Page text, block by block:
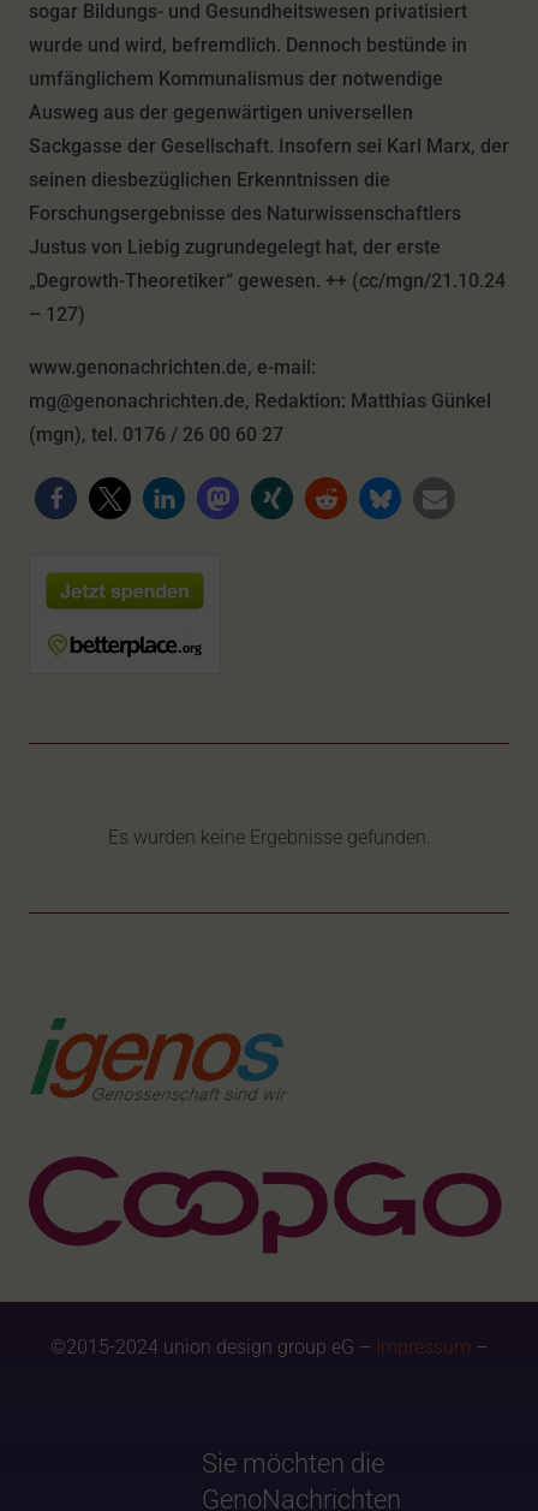
sogar Bildungs- und Gesundheitswesen privatisiert
wurde und wird, befremdlich. Dennoch bestünde in
umfänglichem Kommunalismus der notwendige
Ausweg aus der gegenwärtigen universellen
Sackgasse der Gesellschaft. Insofern sei Karl Marx, der
seinen diesbezüglichen Erkenntnissen die
Forschungsergebnisse des Naturwissenschaftlers
Justus von Liebig zugrundegelegt hat, der erste
„Degrowth-Theoretiker“ gewesen. ++ (cc/mgn/21.10.24
– 127)
www.genonachrichten.de, e-mail:
mg@genonachrichten.de, Redaktion: Matthias Günkel
(mgn), tel. 0176 / 26 00 60 27
Es wurden keine Ergebnisse gefunden.
©2015-2024 union design group eG – Impressum –
Sie möchten die
GenoNachrichten